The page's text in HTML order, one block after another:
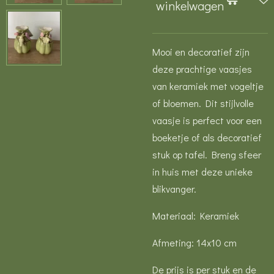
winkelwagen
Mooi en decoratief zijn
deze prachtige vaasjes
van keramiek met vogeltje
of bloemen. Dit stijlvolle
vaasje is perfect voor een
boeketje of als decoratief
stuk op tafel. Breng sfeer
in huis met deze unieke
blikvanger.
Materiaal: Keramiek
Afmeting: 14x10 cm
De prijs is per stuk en de